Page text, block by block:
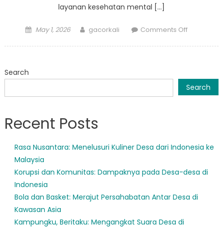
layanan kesehatan mental […]
Posted
May 1, 2026 Author
gacorkali Comments Offon
Dinas
Sosial
Search
Search
Recent Posts
Rasa Nusantara: Menelusuri Kuliner Desa dari Indonesia ke
Malaysia
Korupsi dan Komunitas: Dampaknya pada Desa-desa di
Indonesia
Bola dan Basket: Merajut Persahabatan Antar Desa di
Kawasan Asia
Kampungku, Beritaku: Mengangkat Suara Desa di